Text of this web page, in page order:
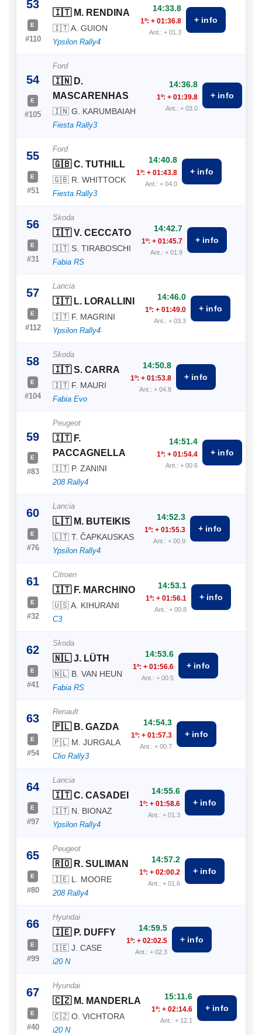
53
E
#110
🇮🇹 M. RENDINA
🇮🇹 A. GUION
Ypsilon Rally4
14:33.8
1º: + 01:36.8
Ant.: + 01.3
+ info
54
E
#105
Ford
🇮🇳 D.
MASCARENHAS
🇮🇳 G. KARUMBAIAH
Fiesta Rally3
14:36.8
1º: + 01:39.8
Ant.: + 03.0
+ info
55
E
#51
Ford
🇬🇧 C. TUTHILL
🇬🇧 R. WHITTOCK
Fiesta Rally3
14:40.8
1º: + 01:43.8
Ant.: + 04.0
+ info
56
E
#31
Skoda
🇮🇹 V. CECCATO
🇮🇹 S. TIRABOSCHI
Fabia RS
14:42.7
1º: + 01:45.7
Ant.: + 01.9
+ info
57
E
#112
Lancia
🇮🇹 L. LORALLINI
🇮🇹 F. MAGRINI
Ypsilon Rally4
14:46.0
1º: + 01:49.0
Ant.: + 03.3
+ info
58
E
#104
Skoda
🇮🇹 S. CARRA
🇮🇹 F. MAURI
Fabia Evo
14:50.8
1º: + 01:53.8
Ant.: + 04.8
+ info
59
E
#83
Peugeot
🇮🇹 F.
PACCAGNELLA
🇮🇹 P. ZANINI
208 Rally4
14:51.4
1º: + 01:54.4
Ant.: + 00.6
+ info
60
E
#76
Lancia
🇱🇹 M. BUTEIKIS
🇱🇹 T. ČAPKAUSKAS
Ypsilon Rally4
14:52.3
1º: + 01:55.3
Ant.: + 00.9
+ info
61
E
#32
Citroen
🇮🇹 F. MARCHINO
🇺🇸 A. KIHURANI
C3
14:53.1
1º: + 01:56.1
Ant.: + 00.8
+ info
62
E
#41
Skoda
🇳🇱 J. LÜTH
🇳🇱 B. VAN HEUN
Fabia RS
14:53.6
1º: + 01:56.6
Ant.: + 00.5
+ info
63
E
#54
Renault
🇵🇱 B. GAZDA
🇵🇱 M. JURGALA
Clio Rally3
14:54.3
1º: + 01:57.3
Ant.: + 00.7
+ info
64
E
#97
Lancia
🇮🇹 C. CASADEI
🇮🇹 N. BIONAZ
Ypsilon Rally4
14:55.6
1º: + 01:58.6
Ant.: + 01.3
+ info
65
E
#80
Peugeot
🇷🇴 R. SULIMAN
🇮🇪 L. MOORE
208 Rally4
14:57.2
1º: + 02:00.2
Ant.: + 01.6
+ info
66
E
#99
Hyundai
🇮🇪 P. DUFFY
🇮🇪 J. CASE
i20 N
14:59.5
1º: + 02:02.5
Ant.: + 02.3
+ info
67
E
#40
Hyundai
🇨🇿 M. MANDERLA
🇨🇿 O. VICHTORA
i20 N
15:11.6
1º: + 02:14.6
Ant.: + 12.1
+ info